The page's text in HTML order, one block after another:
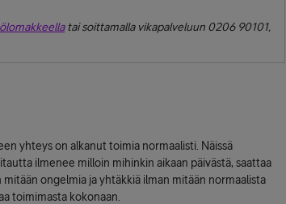
tai soittamalla vikapalveluun 0206 90101,
yhteys on alkanut toimia normaalisti. Näissä
ilmenee milloin mihinkin aikaan päivästä, saattaa
ongelmia ja yhtäkkiä ilman mitään normaalista
toimimasta kokonaan.